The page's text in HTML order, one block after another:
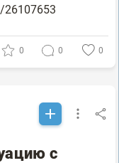
26107653
0 0 0
с